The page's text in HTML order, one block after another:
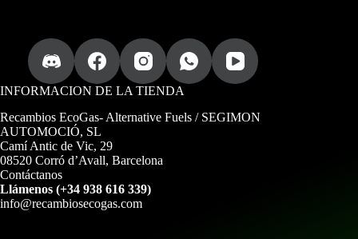
INFORMACION DE LA TIENDA
Recambios EcoGas- Alternative Fuels / SEGIMON
AUTOMOCIÓ, SL
Camí Antic de Vic, 29
08520 Corró d’Avall, Barcelona
Contáctanos
Llámenos (+34 938 616 339)
info@recambiosecogas.com